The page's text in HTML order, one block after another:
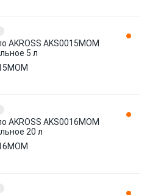
AKROSS AKS0015MOM
5 л
AKROSS AKS0016MOM
20 л